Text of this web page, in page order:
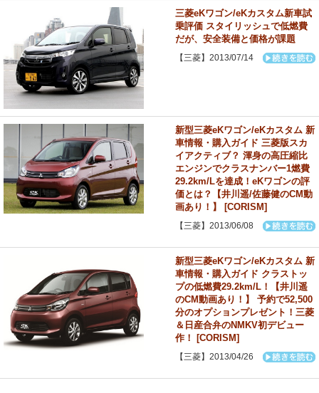
三菱eKワゴン/eKカスタム新車試
乗評価 スタイリッシュで低燃費
だが、安全装備と価格が課題
【三菱】2013/07/14
新型三菱eKワゴン/eKカスタム 新
車情報・購入ガイド 三菱版スカ
イアクティブ？ 渾身の高圧縮比
エンジンでクラスナンバー1燃費
29.2km/Lを達成！eKワゴンの評
価とは？【井川遥/佐藤健のCM動
画あり！】 [CORISM]
【三菱】2013/06/08
新型三菱eKワゴン/eKカスタム 新
車情報・購入ガイド クラストッ
プの低燃費29.2km/L！【井川遥
のCM動画あり！】 予約で52,500
分のオプションプレゼント！三菱
＆日産合弁のNMKV初デビュー
作！ [CORISM]
【三菱】2013/04/26